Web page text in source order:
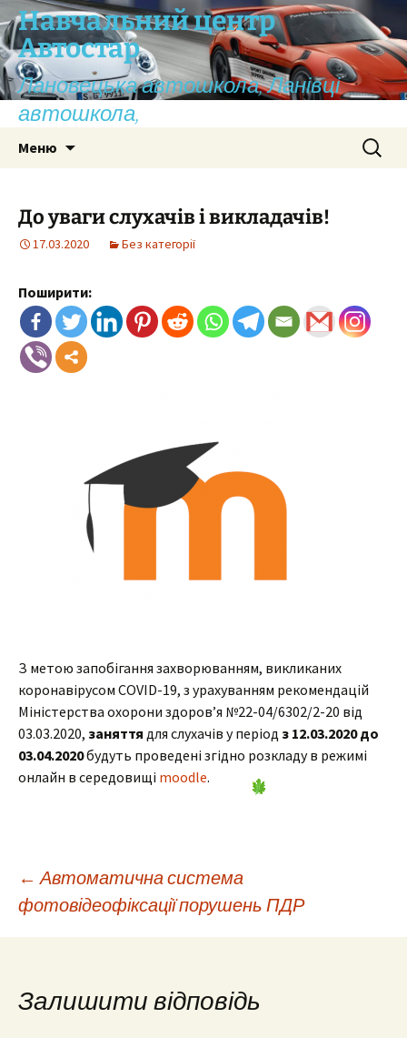
Перейти
до
вмісту
Навчальний центр
Автостар
Лановецька автошкола, Ланівці
автошкола,
Меню Пошук:
До уваги слухачів і викладачів!
17.03.2020 Без категорії
Поширити:
З метою запобігання захворюванням, викликаних
коронавірусом COVID-19, з урахуванням рекомендацій
Міністерства охорони здоров’я №22-04/6302/2-20 від
03.03.2020, заняття для слухачів у період з 12.03.2020 до
03.04.2020будуть проведені згідно розкладу в режимі
онлайн в середовищі moodle.
Навігація
по
запису
← Автоматична система
фотовідеофіксації порушень ПДР
Залишити відповідь